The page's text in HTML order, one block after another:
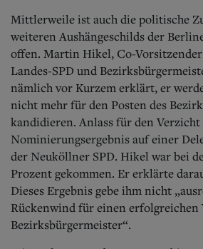
Mittlerweile ist auch die politische
weiteren Aushängeschilds der
offen. Martin Hikel, Co-
Landes-SPD und
nämlich vor Kurzem erklärt, er
nicht mehr für den Posten des
kandidieren. Anlass für den Verzicht
Nominierungsergebnis auf einer
der Neuköllner SPD. Hikel war bei
Prozent gekommen. Er erklärte
Dieses Ergebnis gebe ihm nicht
Rückenwind für einen erfolgreichen
Bezirksbürgermeister“.